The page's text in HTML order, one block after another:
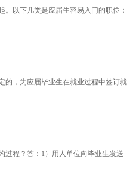
。以下几类是应届生容易入门的职位：
的，为应届毕业生在就业过程中签订就
过程？答：1）用人单位向毕业生发送